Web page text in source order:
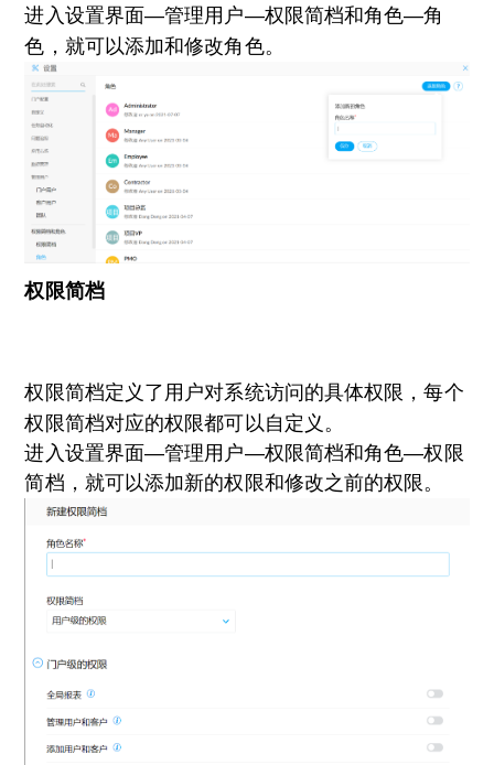
进入设置界面—管理用户—权限简档和角色—角
色，就可以添加和修改角色。
权限简档
权限简档定义了用户对系统访问的具体权限，每个
权限简档对应的权限都可以自定义。
进入设置界面—管理用户—权限简档和角色—权限
简档，就可以添加新的权限和修改之前的权限。